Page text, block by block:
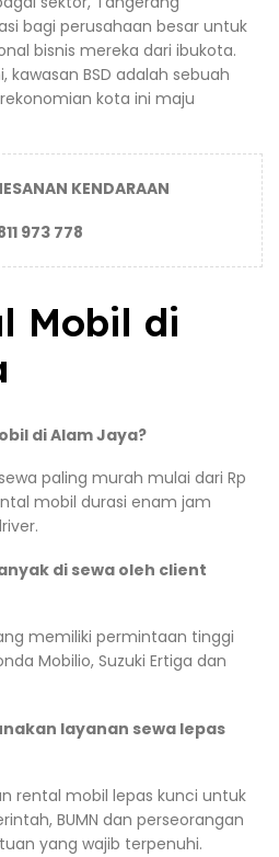
bagi perusahaan besar untuk
bisnis mereka dari ibukota.
BSD adalah sebuah
kota ini maju
KENDARAAN
973 778
Mobil di
di Alam Jaya?
paling murah mulai dari Rp
mobil durasi enam jam
di sewa oleh client
memiliki permintaan tinggi
Mobilio, Suzuki Ertiga dan
layanan sewa lepas
rental mobil lepas kunci untuk
BUMN dan perseorangan
yang wajib terpenuhi.